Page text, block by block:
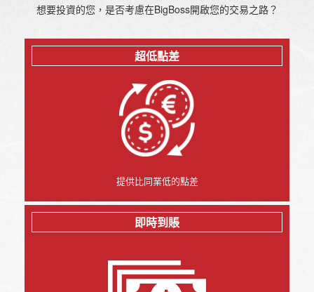
想要投資的您，是否考慮在BigBoss開啟您的交易之路？
超低點差
提供比同業低的點差
即時到賬